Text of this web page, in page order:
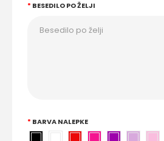
BESEDILO PO ŽELJI
BARVA NALEPKE